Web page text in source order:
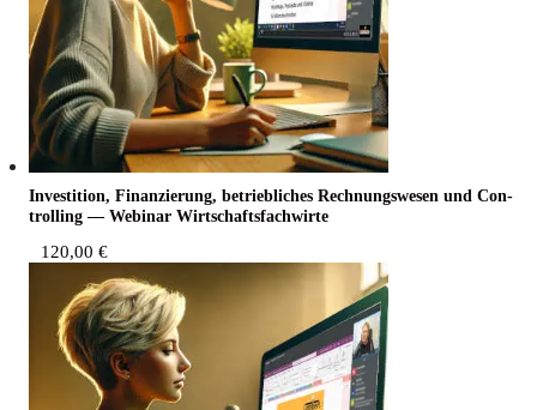
Inves­ti­ti­on, Finan­zie­rung, betrieb­li­ches Rech­nungs­we­sen und Con­
trol­ling — Web­i­nar Wirtschaftsfachwirte
120,00 €